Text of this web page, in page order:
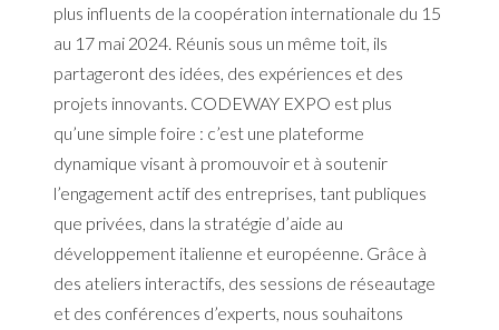
plus influents de la coopération internationale du 15
au 17 mai 2024. Réunis sous un même toit, ils
partageront des idées, des expériences et des
projets innovants. CODEWAY EXPO est plus
qu’une simple foire : c’est une plateforme
dynamique visant à promouvoir et à soutenir
l’engagement actif des entreprises, tant publiques
que privées, dans la stratégie d’aide au
développement italienne et européenne. Grâce à
des ateliers interactifs, des sessions de réseautage
et des conférences d’experts, nous souhaitons